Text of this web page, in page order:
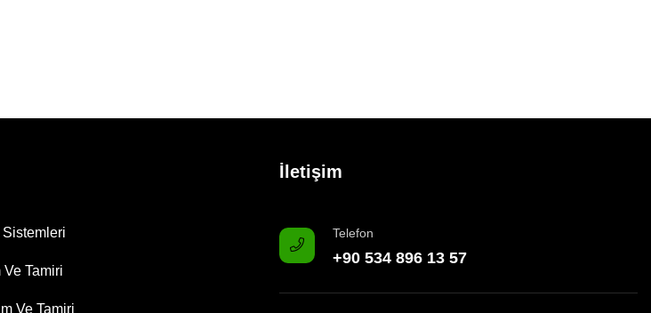
Tamiri
Ve Tamiri
İletişim
Telefon
+90 534 896 13 57